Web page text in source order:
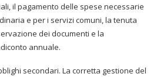
il pagamento delle spese necessarie
e per i servizi comuni, la tenuta
dei documenti e la
annuale.
secondari. La corretta gestione del